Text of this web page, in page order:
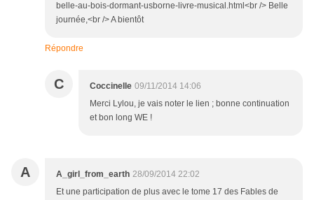
belle-au-bois-dormant-usborne-livre-musical.html<br /> Belle
journée,<br /> A bientôt
Répondre
C Coccinelle 09/11/2014 14:06
Merci Lylou, je vais noter le lien ; bonne continuation
et bon long WE !
A A_girl_from_earth 28/09/2014 22:02
Et une participation de plus avec le tome 17 des Fables de